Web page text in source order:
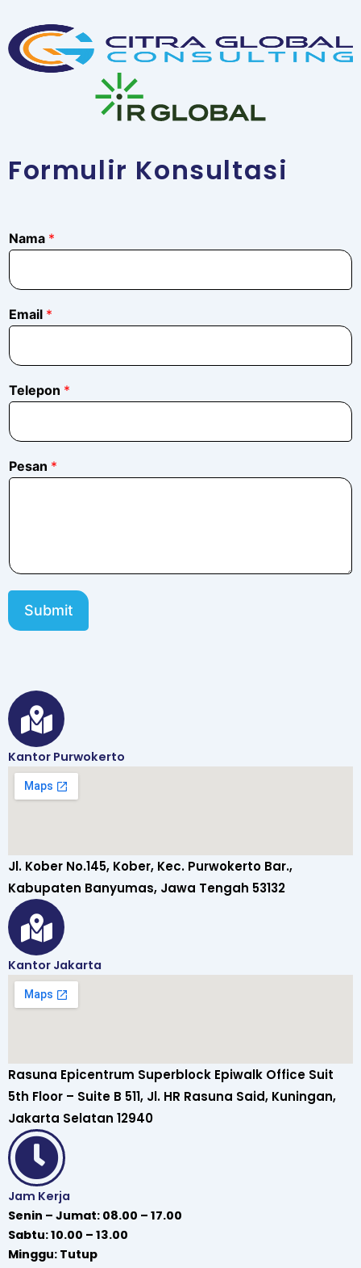
Formulir Konsultasi
Nama *
Email *
Telepon *
P
e
m
a
e
n
Pesan *
Submit
Kantor Purwokerto
Jl. Kober No.145, Kober, Kec. Purwokerto Bar.,
Kabupaten Banyumas, Jawa Tengah 53132
Kantor Jakarta
Rasuna Epicentrum Superblock Epiwalk Office Suit
5th Floor – Suite B 511, Jl. HR Rasuna Said, Kuningan,
Jakarta Selatan 12940
Jam Kerja
Senin – Jumat: 08.00 – 17.00
Sabtu: 10.00 – 13.00
Minggu: Tutup